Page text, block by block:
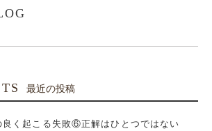
最近の投稿
良く起こる失敗⑥正解はひとつではない